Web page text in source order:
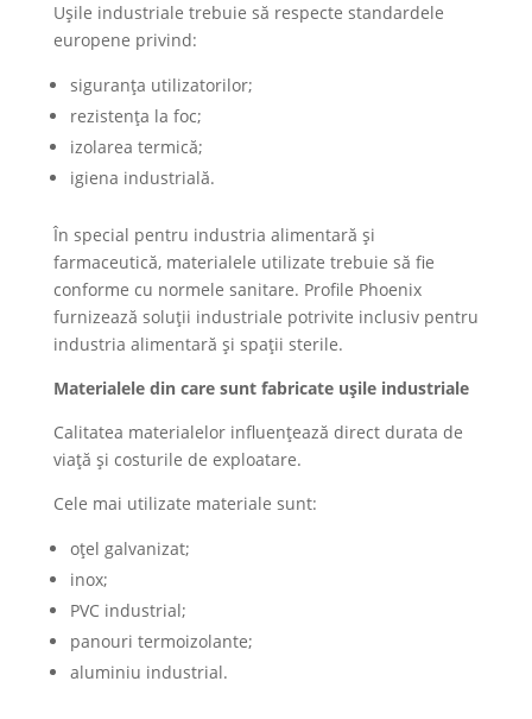
Ușile industriale trebuie să respecte standardele
europene privind:
siguranța utilizatorilor;
rezistența la foc;
izolarea termică;
igiena industrială.
În special pentru industria alimentară și
farmaceutică, materialele utilizate trebuie să fie
conforme cu normele sanitare. Profile Phoenix
furnizează soluții industriale potrivite inclusiv pentru
industria alimentară și spații sterile.
Materialele din care sunt fabricate ușile industriale
Calitatea materialelor influențează direct durata de
viață și costurile de exploatare.
Cele mai utilizate materiale sunt:
oțel galvanizat;
inox;
PVC industrial;
panouri termoizolante;
aluminiu industrial.